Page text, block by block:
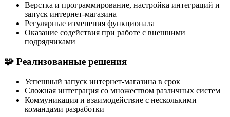
Верстка и программирование, настройка интеграций и
запуск интернет-магазина
Регулярные изменения функционала
Оказание содействия при работе с внешними
подрядчиками
🧩 Реализованные решения
Успешный запуск интернет-магазина в срок
Сложная интеграция со множеством различных систем
Коммуникация и взаимодействие с несколькими
командами разработки